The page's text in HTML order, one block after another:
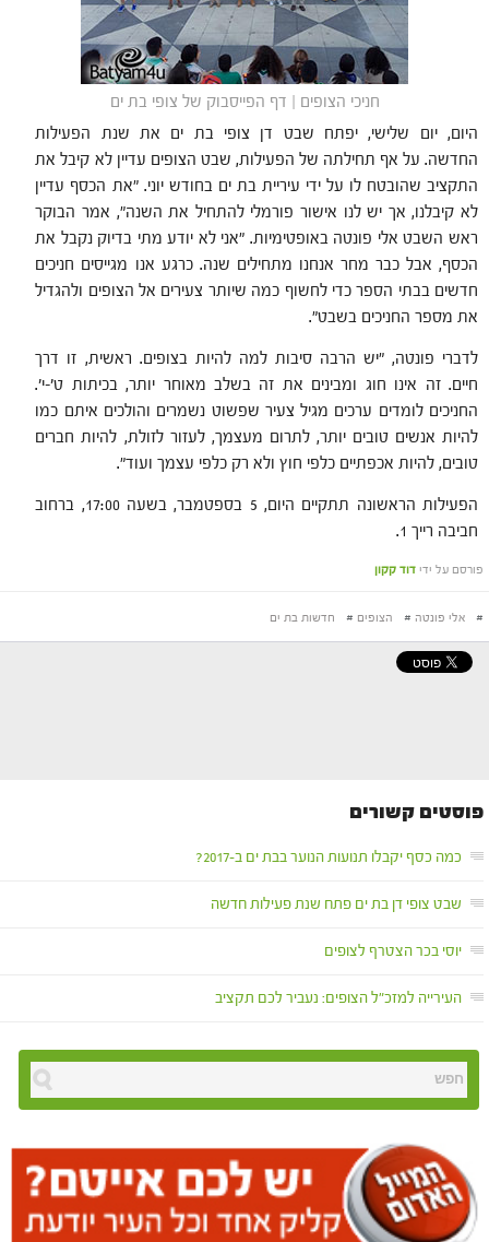
חניכי הצופים | דף הפייסבוק של צופי בת ים
היום, יום שלישי, יפתח שבט דן צופי בת ים את שנת הפעילות
החדשה. על אף תחילתה של הפעילות, שבט הצופים עדיין לא קיבל את
התקציב שהובטח לו על ידי עיריית בת ים בחודש יוני. "את הכסף עדיין
לא קיבלנו, אך יש לנו אישור פורמלי להתחיל את השנה", אמר הבוקר
ראש השבט אלי פונטה באופטימיות. "אני לא יודע מתי בדיוק נקבל את
הכסף, אבל כבר מחר אנחנו מתחילים שנה. כרגע אנו מגייסים חניכים
חדשים בבתי הספר כדי לחשוף כמה שיותר צעירים אל הצופים ולהגדיל
את מספר החניכים בשבט".
לדברי פונטה, "יש הרבה סיבות למה להיות בצופים. ראשית, זו דרך
חיים. זה אינו חוג ומבינים את זה בשלב מאוחר יותר, בכיתות ט'-י'.
החניכים לומדים ערכים מגיל צעיר שפשוט נשמרים והולכים איתם כמו
להיות אנשים טובים יותר, לתרום מעצמך, לעזור לזולת, להיות חברים
טובים, להיות אכפתיים כלפי חוץ ולא רק כלפי עצמך ועוד".
הפעילות הראשונה תתקיים היום, 5 בספטמבר, בשעה 17:00, ברחוב
חביבה רייך 1.
פורסם על ידי דוד קקון
# אלי פונטה # הצופים # חדשות בת ים
פוסטים קשורים
כמה כסף יקבלו תנועות הנוער בבת ים ב-2017?
שבט צופי דן בת ים פתח שנת פעילות חדשה
יוסי בכר הצטרף לצופים
העירייה למזכ"ל הצופים: נעביר לכם תקציב